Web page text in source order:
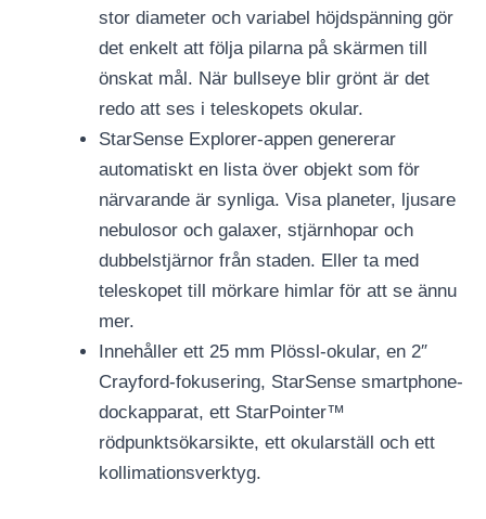
stor diameter och variabel höjdspänning gör
det enkelt att följa pilarna på skärmen till
önskat mål. När bullseye blir grönt är det
redo att ses i teleskopets okular.
StarSense Explorer-appen genererar
automatiskt en lista över objekt som för
närvarande är synliga. Visa planeter, ljusare
nebulosor och galaxer, stjärnhopar och
dubbelstjärnor från staden. Eller ta med
teleskopet till mörkare himlar för att se ännu
mer.
Innehåller ett 25 mm Plössl-okular, en 2″
Crayford-fokusering, StarSense smartphone-
dockapparat, ett StarPointer™
rödpunktsökarsikte, ett okularställ och ett
kollimationsverktyg.